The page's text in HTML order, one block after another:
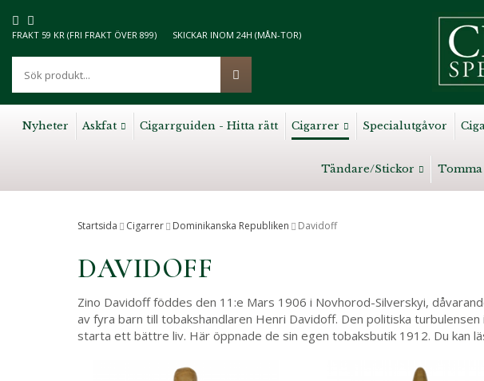
FRAKT 59 KR (FRI FRAKT ÖVER 899) SKICKAR INOM 24H (MÅN-TOR)
Nyheter Askfat Cigarrguiden - Hitta rätt Cigarrer Specialutgåvor
Tändare/Stickor
Startsida Cigarrer Dominikanska Republiken Davidoff
DAVIDOFF
Zino Davidoff föddes den 11:e Mars 1906 i Novhorod-Silverskyi,
av fyra barn till tobakshandlaren Henri Davidoff. Den politiska
starta ett bättre liv. Här öppnade de sin egen tobaksbutik 1912. Du kan